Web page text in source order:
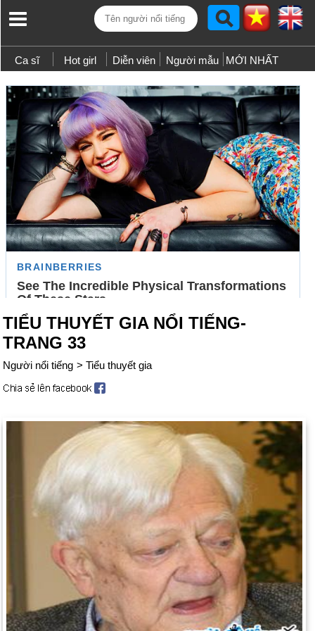
Ca sĩ Hot girl Diễn viên Người mẫu MỚI NHẤT
TIỂU THUYẾT GIA NỔI TIẾNG-
TRANG 33
Người nổi tiếng > Tiểu thuyết gia